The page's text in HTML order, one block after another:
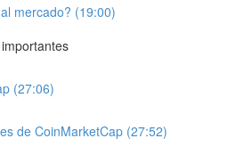
mercado? (19:00)
(27:06)
de CoinMarketCap (27:52)